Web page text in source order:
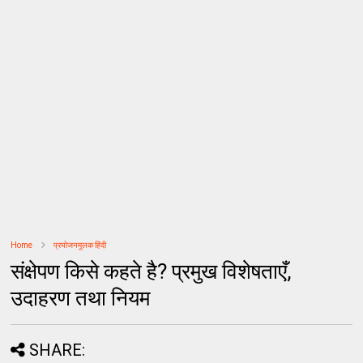
Home प्रयोजनमूलक हिंदी
संक्षेपण किसे कहते है? प्रमुख विशेषताएँ,
उदाहरण तथा नियम
SHARE: